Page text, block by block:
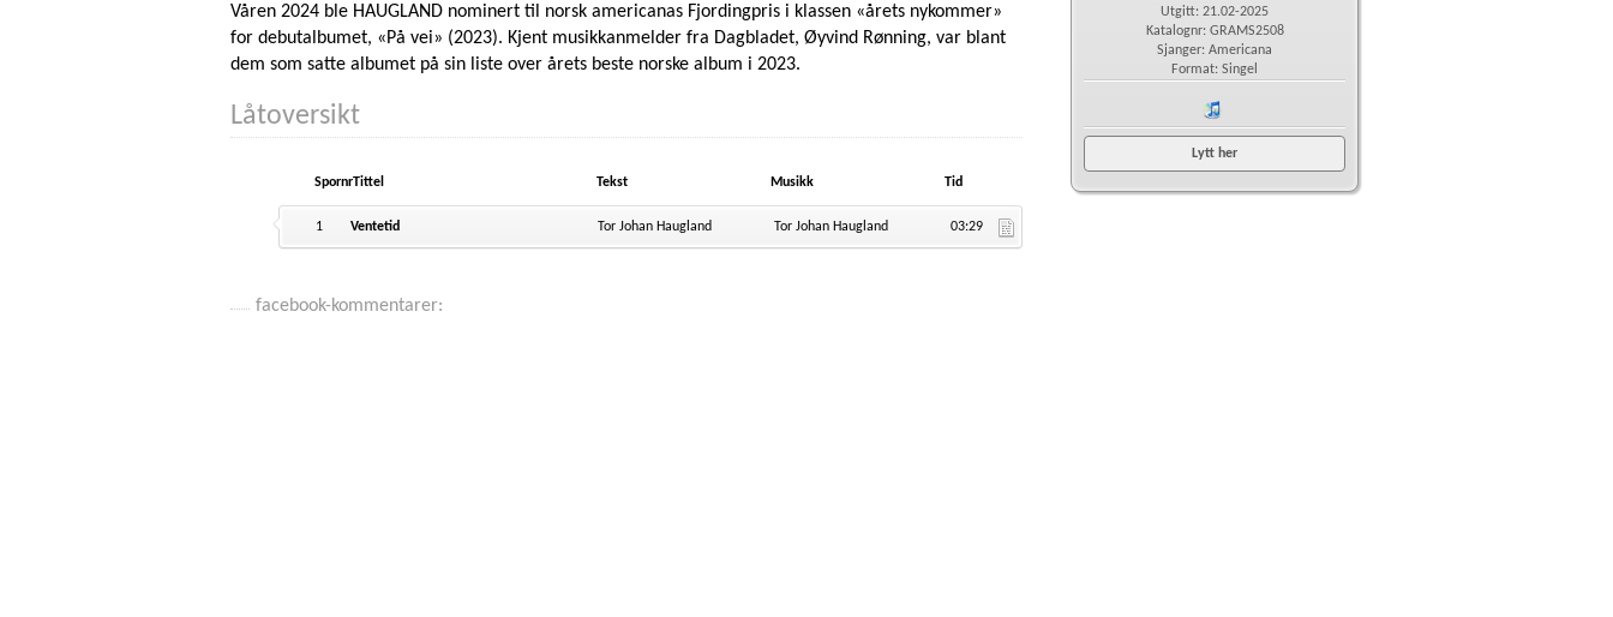
Våren 2024 ble HAUGLAND nominert til norsk americanas Fjordingpris i klassen «årets nykommer»
for debutalbumet, «På vei» (2023). Kjent musikkanmelder fra Dagbladet, Øyvind Rønning, var blant
dem som satte albumet på sin liste over årets beste norske album i 2023.
Låtoversikt
SpornrTittel Tekst Musikk Tid
1 Ventetid Tor Johan Haugland Tor Johan Haugland 03:29
Utgitt: 21.02-2025
Katalognr: GRAMS2508
Sjanger: Americana
Format: Singel
Lytt her